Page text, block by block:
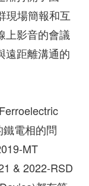
現場簡報和互
上影音的會議
遠距離溝通的
鐵電相的問
MT
& 2022-RSD